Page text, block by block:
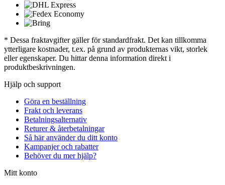
* Dessa fraktavgifter gäller för standardfrakt. Det kan tillkomma
ytterligare kostnader, t.ex. på grund av produkternas vikt, storlek
eller egenskaper. Du hittar denna information direkt i
produktbeskrivningen.
Hjälp och support
Göra en beställning
Frakt och leverans
Betalningsalternativ
Returer & återbetalningar
Så här använder du ditt konto
Kampanjer och rabatter
Behöver du mer hjälp?
Mitt konto